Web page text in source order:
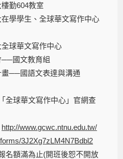
勤604教室
學學生、全球華文寫作中心
球華文寫作中心
──國文教育組
──國語文表達與溝通
全球華文寫作中心」官網查
http://www.gcwc.ntnu.edu.tw/
3J2Xg7zLM4N7Bdbl2
名額滿為止(開班後恕不開放